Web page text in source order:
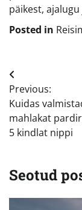
päikest,
Posted in
Previous:
Kuidas
mahlakat
5 kindlat nippi
Seotud